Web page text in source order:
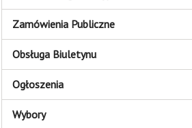
Zamówienia Publiczne
Obsługa Biuletynu
Ogłoszenia
Wybory